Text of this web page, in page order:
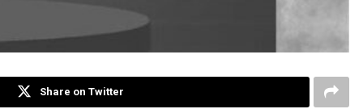
Share on Twitter